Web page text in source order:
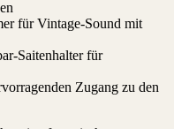
für Vintage-Sound mit
Saitenhalter für
Zugang zu den